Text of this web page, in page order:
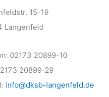
15-19
Langenfeld
02173 20899-10
20899-29
info@dksb-langenfeld.de